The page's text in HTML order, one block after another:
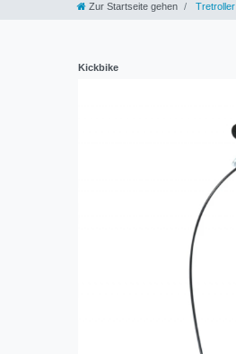
Zur Startseite gehen Tretroller
Kickbike